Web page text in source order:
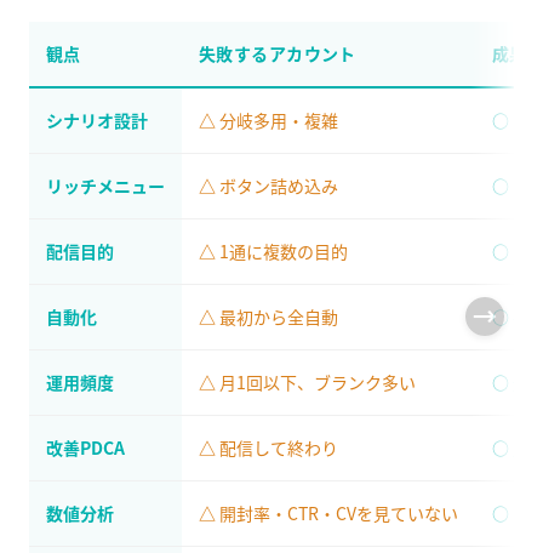
観点 失敗するアカウント 成果
シナリオ設計 分岐多用・複雑
リッチメニュー ボタン詰め込み
配信目的 1通に複数の目的
自動化 最初から全自動
運用頻度 月1回以下、ブランク多い
改善PDCA 配信して終わり
数値分析 開封率・CTR・CVを見ていない